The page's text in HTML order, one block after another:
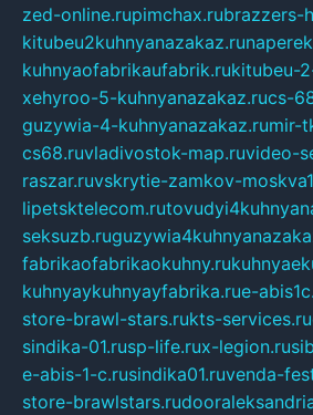
zed-online.rupimchax.rubrazzers-
kitubeu2kuhnyanazakaz.ru
kuhnyaofabrikaufabrik.rukitubeu-
xehyroo-5-kuhnyanazakaz.rucs-
guzywia-4-kuhnyanazakaz.rumir-
cs68.ruvladivostok-map.ruvideo-
raszar.ruvskrytie-zamkov-
lipetsktelecom.ru
seksuzb.ru
fabrikaofabrikaokuhny.ru
kuhnyaykuhnyayfabrika.rue-
store-brawl-stars.rukts-services.ru
sindika-01.rusp-life.rux-legion.ru
e-abis-1-c.rusindika01.ruvenda-
store-brawlstars.ru